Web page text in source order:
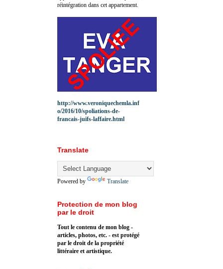
réintégration dans cet appartement.
http://www.veroniquechemla.inf
o/2016/10/spoliations-de-
francais-juifs-laffaire.html
Translate
Powered by Translate
Protection de mon blog
par le droit
Tout le contenu de mon blog -
articles, photos, etc. - est protégé
par le droit de la propriété
littéraire et artistique.